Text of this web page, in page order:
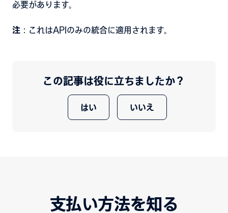
必要があります。
注 ：これはAPIのみの統合に適用されます。
この記事は役に立ちましたか？
はい いいえ
支払い方法を知る